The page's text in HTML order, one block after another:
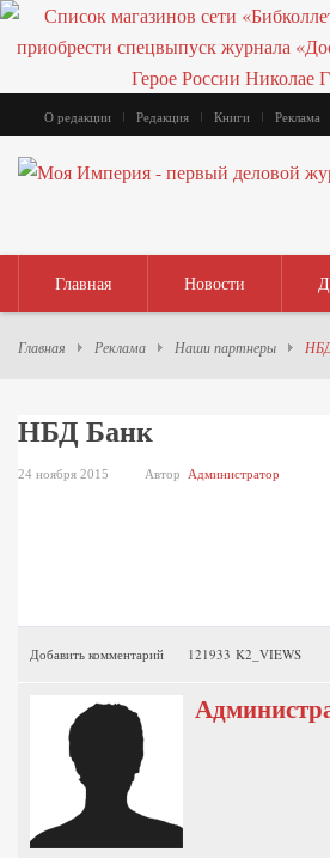
О редакции Редакция Книги Реклама
Главная Новости
Главная Реклама Наши партнеры
НБД Банк
24 ноября 2015 Автор Администратор
Добавить комментарий 121933 K2_VIEWS